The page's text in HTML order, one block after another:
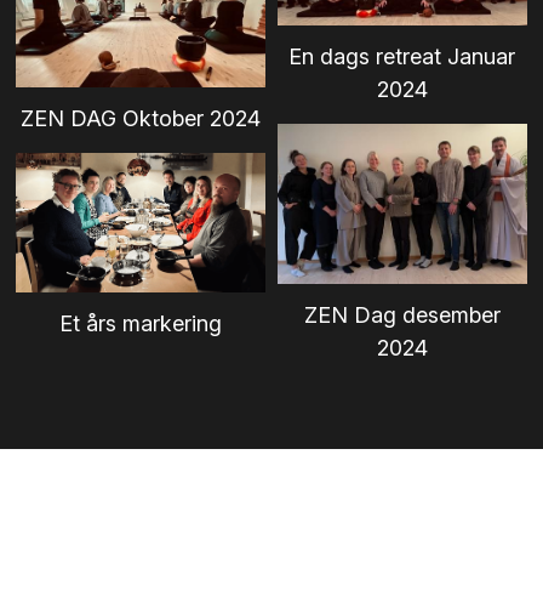
ZEN DAG Oktober 2024
Et års markering
En dags retreat Januar
2024
ZEN Dag desember
2024